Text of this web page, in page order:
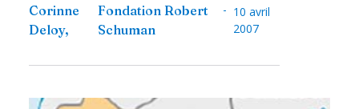
Corinne
Deloy,
Fondation Robert
Schuman
- 10 avril
2007